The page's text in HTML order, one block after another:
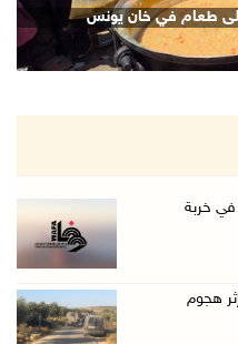
المملكة ال ...
في عدة مناطق ...
إسرائيل ...
خلايل اللوز ...
طعام في خان يونس
خربة
هجوم